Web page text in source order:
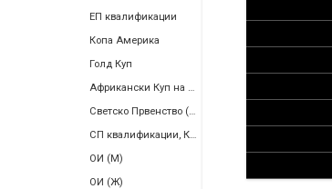
ЕП квалификации
Копа Америка
Голд Куп
Африкански Куп на Нации
Светско Првенство (Ж)
СП квалификации, КОНМЕБОЛ
ОИ (М)
ОИ (Ж)